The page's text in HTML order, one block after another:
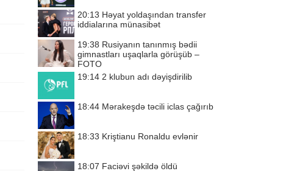
20:13 Həyat yoldaşından transfer
iddialarına münasibət
19:38 Rusiyanın tanınmış bədii
gimnastları uşaqlarla görüşüb –
FOTO
19:14 2 klubun adı dəyişdirilib
18:44 Mərakeşdə təcili iclas çağırıb
18:33 Kriştianu Ronaldu evlənir
18:07 Faciəvi şəkildə öldü